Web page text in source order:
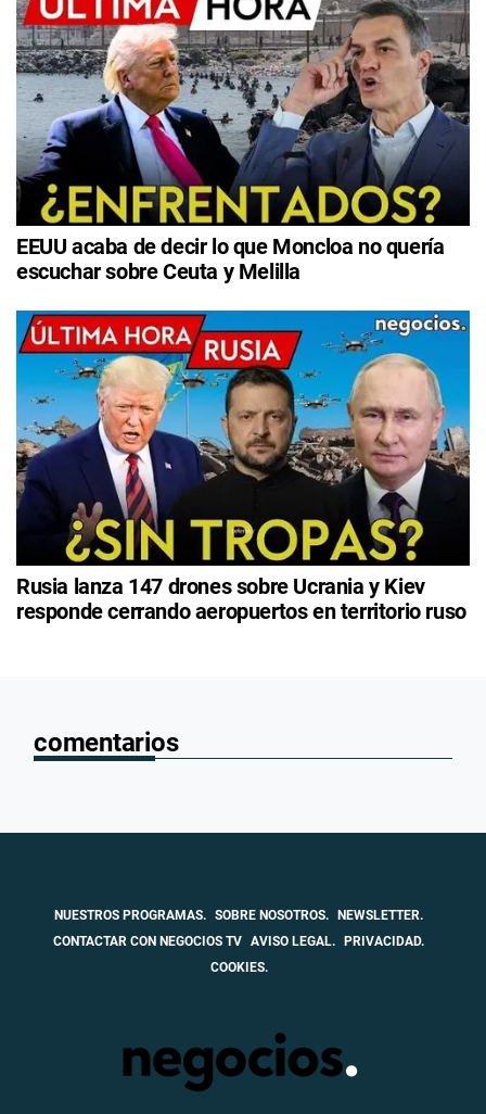
EEUU acaba de decir lo que Moncloa no quería
escuchar sobre Ceuta y Melilla
Rusia lanza 147 drones sobre Ucrania y Kiev
responde cerrando aeropuertos en territorio ruso
comentarios
NUESTROS PROGRAMAS. SOBRE NOSOTROS. NEWSLETTER.
CONTACTAR CON NEGOCIOS TV AVISO LEGAL. PRIVACIDAD.
COOKIES.